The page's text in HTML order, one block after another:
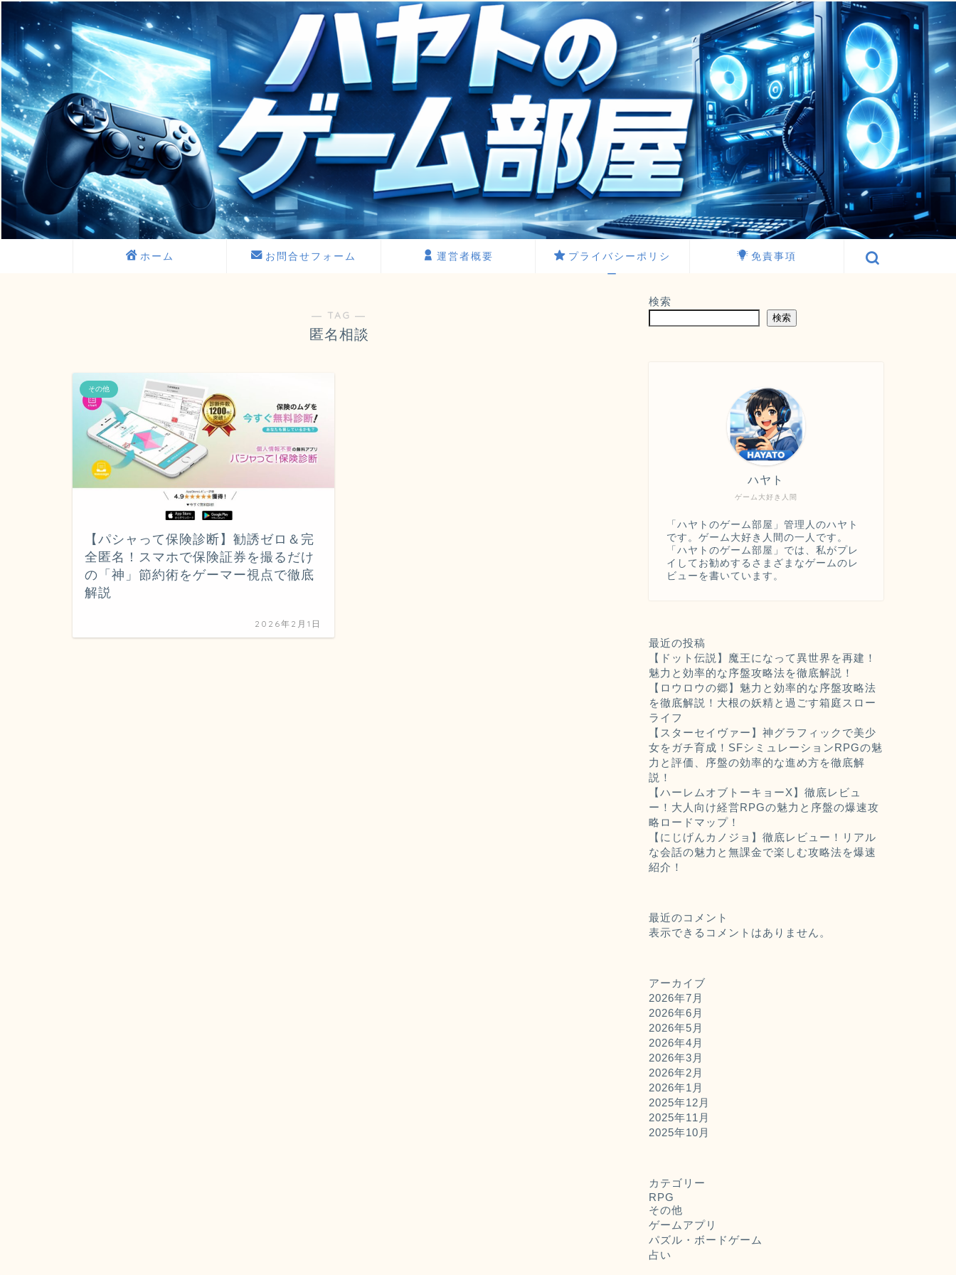
ホーム お問合せフォーム 運営者概要
プライバシーポリシ
ー
免責事項
― TAG ―
匿名相談
その他
【パシャって保険診断】勧誘ゼロ＆完
全匿名！スマホで保険証券を撮るだけ
の「神」節約術をゲーマー視点で徹底
解説
2026年2月1日
検索
検索
ゲーム大好き人間
ハヤト
「ハヤトのゲーム部屋」管理人のハヤト
です。ゲーム大好き人間の一人です。
「ハヤトのゲーム部屋」では、私がプレ
イしてお勧めするさまざまなゲームのレ
ビューを書いています。
最近の投稿
【ドット伝説】魔王になって異世界を再建！
魅力と効率的な序盤攻略法を徹底解説！
【ロウロウの郷】魅力と効率的な序盤攻略法
を徹底解説！大根の妖精と過ごす箱庭スロー
ライフ
【スターセイヴァー】神グラフィックで美少
女をガチ育成！SFシミュレーションRPGの魅
力と評価、序盤の効率的な進め方を徹底解
説！
【ハーレムオブトーキョーX】徹底レビュ
ー！大人向け経営RPGの魅力と序盤の爆速攻
略ロードマップ！
【にじげんカノジョ】徹底レビュー！リアル
な会話の魅力と無課金で楽しむ攻略法を爆速
紹介！
最近のコメント
表示できるコメントはありません。
アーカイブ
2026年7月
2026年6月
2026年5月
2026年4月
2026年3月
2026年2月
2026年1月
2025年12月
2025年11月
2025年10月
カテゴリー
RPG
その他
ゲームアプリ
パズル・ボードゲーム
占い